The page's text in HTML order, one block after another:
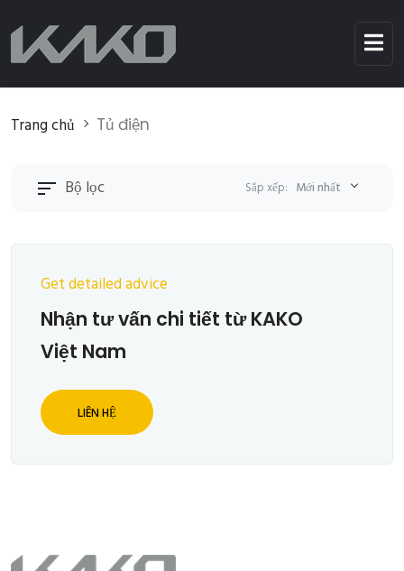
Trang chủ Tủ điện
Bộ lọc Sắp xếp: Mới nhất
Get detailed advice
Nhận tư vấn chi tiết từ KAKO
Việt Nam
LIÊN HỆ